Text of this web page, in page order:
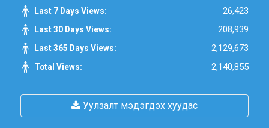
Last 7 Days Views: 26,423
Last 30 Days Views: 208,939
Last 365 Days Views: 2,129,673
Total Views: 2,140,855
Уулзалт мэдэгдэх хуудас